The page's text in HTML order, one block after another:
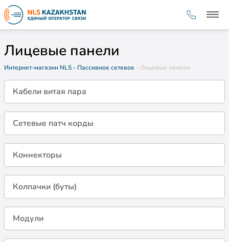
Лицевые панели
Интернет-магазин NLS- Пассивное сетевое - Лицевые панели
Кабели витая пара
Сетевые патч корды
Коннекторы
Колпачки (буты)
Модули